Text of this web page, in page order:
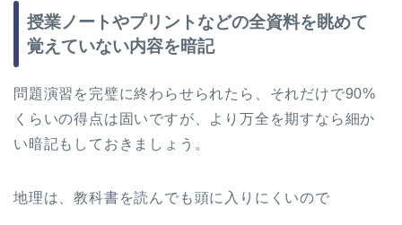
授業ノートやプリントなどの全資料を眺めて
覚えていない内容を暗記
問題演習を完璧に終わらせられたら、それだけで90%
くらいの得点は固いですが、より万全を期すなら細か
い暗記もしておきましょう。
地理は、教科書を読んでも頭に入りにくいので